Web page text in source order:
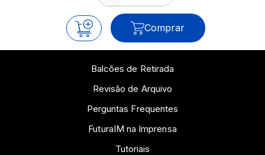
Comprar
Balcões de Retirada
Revisão de Arquivo
Perguntas Frequentes
FuturaIM na Imprensa
Tutoriais